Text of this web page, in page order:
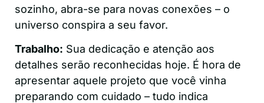
sozinho, abra-se para novas conexões – o
universo conspira a seu favor.
Trabalho: Sua dedicação e atenção aos
detalhes serão reconhecidas hoje. É hora de
apresentar aquele projeto que você vinha
preparando com cuidado – tudo indica